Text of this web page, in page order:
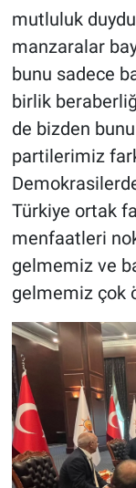
mutluluk
manzaralar
bunu sadece
birlik
de bizden
partilerimiz
Türkiye ortak
menfaatleri
gelmemiz ve
gelmemiz çok